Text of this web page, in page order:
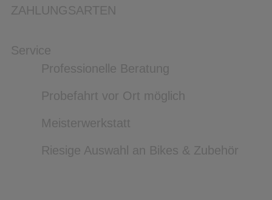
ZAHLUNGSARTEN
Service
Professionelle Beratung
Probefahrt vor Ort möglich
Meisterwerkstatt
Riesige Auswahl an Bikes & Zubehör